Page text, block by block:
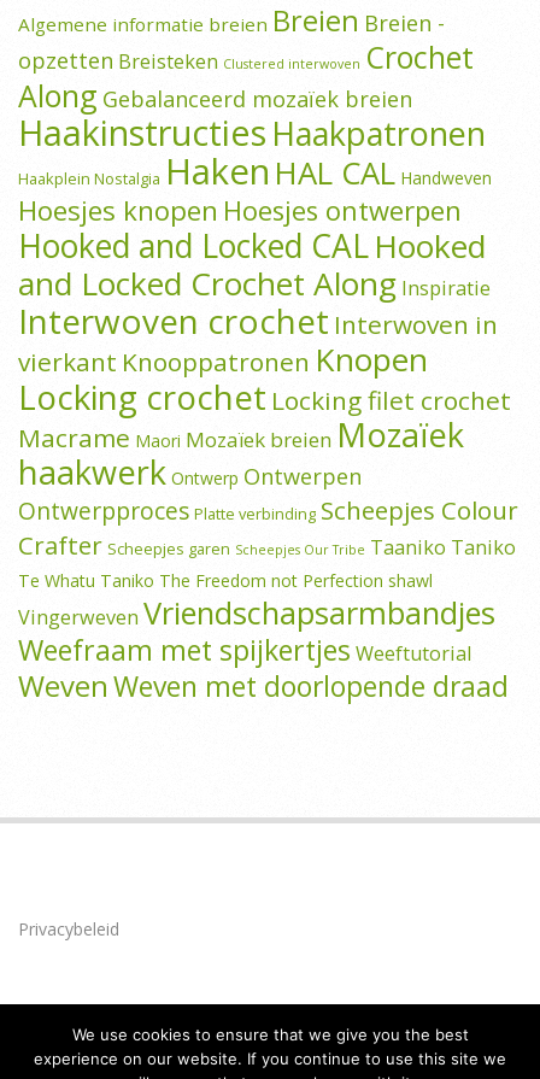
Algemene informatie breien Breien Breien -
opzetten Breisteken Clustered interwoven Crochet
Along Gebalanceerd mozaïek breien
Haakinstructies Haakpatronen
Haakplein Nostalgia Haken HAL CAL Handweven
Hoesjes knopen Hoesjes ontwerpen
Hooked and Locked CALHooked
and Locked Crochet Along Inspiratie
Interwoven crochet Interwoven in
vierkant Knooppatronen Knopen
Locking crochet Locking filet crochet
Macrame Maori Mozaïek breien Mozaïek
haakwerk Ontwerp Ontwerpen
Ontwerpproces Platte verbinding Scheepjes Colour
Crafter Scheepjes garen Scheepjes Our Tribe Taaniko Taniko
Te Whatu Taniko The Freedom not Perfection shawl
Vingerweven Vriendschapsarmbandjes
Weefraam met spijkertjes Weeftutorial
WevenWeven met doorlopende draad
Privacybeleid
We use cookies to ensure that we give you the best
experience on our website. If you continue to use this site we